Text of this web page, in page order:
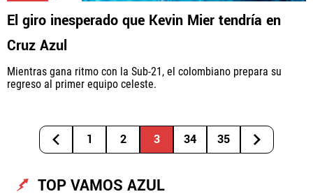
El giro inesperado que Kevin Mier tendría en
Cruz Azul
Mientras gana ritmo con la Sub-21, el colombiano prepara su
regreso al primer equipo celeste.
1 2 3 34 35
TOP VAMOS AZUL